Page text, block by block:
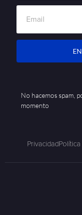
No hacemos spam,
momento
Privacidad